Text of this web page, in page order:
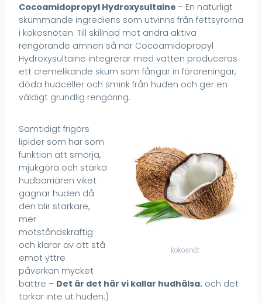
Cocoamidopropyl Hydroxysultaine – En naturligt
skummande ingrediens som utvinns från fettsyrorna
i kokosnöten. Till skillnad mot andra aktiva
rengörande ämnen så när Cocoamidopropyl
Hydroxysultaine integrerar med vatten produceras
ett cremelikande skum som fångar in föroreningar,
döda hudceller och smink från huden och ger en
väldigt grundlig rengöring.
kokosnöt
Samtidigt frigörs
lipider som har som
funktion att smörja,
mjukgöra och stärka
hudbarriären viket
gagnar huden då
den blir starkare,
mer
motståndskraftig
och klarar av att stå
emot yttre
påverkan mycket
bättre – Det är det här vi kallar hudhälsa. och det
torkar inte ut huden:)